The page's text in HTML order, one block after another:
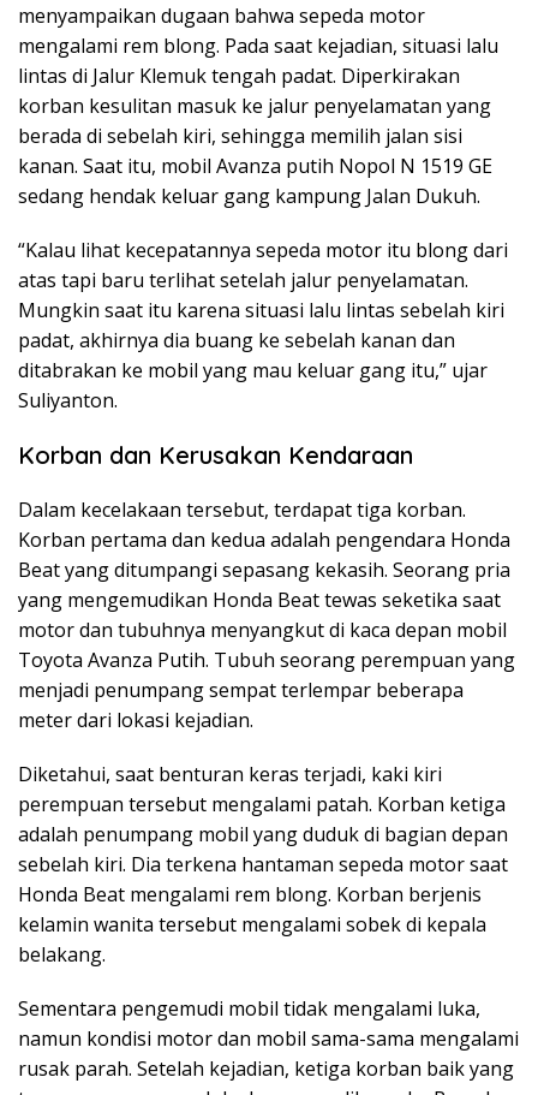
menyampaikan dugaan bahwa sepeda motor
mengalami rem blong. Pada saat kejadian, situasi lalu
lintas di Jalur Klemuk tengah padat. Diperkirakan
korban kesulitan masuk ke jalur penyelamatan yang
berada di sebelah kiri, sehingga memilih jalan sisi
kanan. Saat itu, mobil Avanza putih Nopol N 1519 GE
sedang hendak keluar gang kampung Jalan Dukuh.
“Kalau lihat kecepatannya sepeda motor itu blong dari
atas tapi baru terlihat setelah jalur penyelamatan.
Mungkin saat itu karena situasi lalu lintas sebelah kiri
padat, akhirnya dia buang ke sebelah kanan dan
ditabrakan ke mobil yang mau keluar gang itu,” ujar
Suliyanton.
Korban dan Kerusakan Kendaraan
Dalam kecelakaan tersebut, terdapat tiga korban.
Korban pertama dan kedua adalah pengendara Honda
Beat yang ditumpangi sepasang kekasih. Seorang pria
yang mengemudikan Honda Beat tewas seketika saat
motor dan tubuhnya menyangkut di kaca depan mobil
Toyota Avanza Putih. Tubuh seorang perempuan yang
menjadi penumpang sempat terlempar beberapa
meter dari lokasi kejadian.
Diketahui, saat benturan keras terjadi, kaki kiri
perempuan tersebut mengalami patah. Korban ketiga
adalah penumpang mobil yang duduk di bagian depan
sebelah kiri. Dia terkena hantaman sepeda motor saat
Honda Beat mengalami rem blong. Korban berjenis
kelamin wanita tersebut mengalami sobek di kepala
belakang.
Sementara pengemudi mobil tidak mengalami luka,
namun kondisi motor dan mobil sama-sama mengalami
rusak parah. Setelah kejadian, ketiga korban baik yang